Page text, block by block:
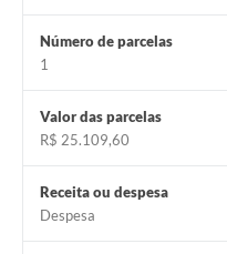
Número de parcelas
1
Valor das parcelas
R$ 25.109,60
Receita ou despesa
Despesa